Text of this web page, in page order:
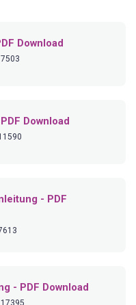
Download
Download
- PDF
- PDF Download
17395